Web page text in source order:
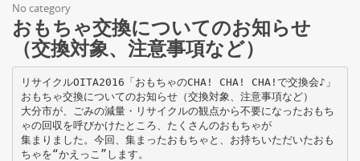
No category
おもちゃ交換についてのお知らせ
（交換対象、注意事項など）
リサイクルOITA2016「おもちゃのCHA! CHA! CHA!で交換会♪」
おもちゃ交換についてのお知らせ（交換対象、注意事項など）
大分市が、ごみの減量・リサイクルの観点から不要になったおもち
ゃの回収を呼びかけたところ、たくさんのおもちゃが
集まりました。今回、集まったおもちゃと、お持ちいただいたおも
ちゃを“かえっこ”します。